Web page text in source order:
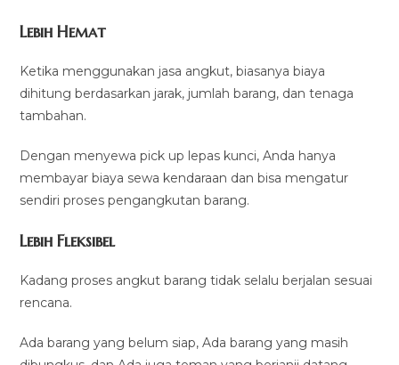
Lebih Hemat
Ketika menggunakan jasa angkut, biasanya biaya
dihitung berdasarkan jarak, jumlah barang, dan tenaga
tambahan.
Dengan menyewa pick up lepas kunci, Anda hanya
membayar biaya sewa kendaraan dan bisa mengatur
sendiri proses pengangkutan barang.
Lebih Fleksibel
Kadang proses angkut barang tidak selalu berjalan sesuai
rencana.
Ada barang yang belum siap, Ada barang yang masih